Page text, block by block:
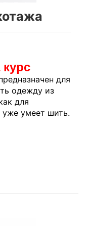
курс
для
одежду из
для
уже умеет шить.